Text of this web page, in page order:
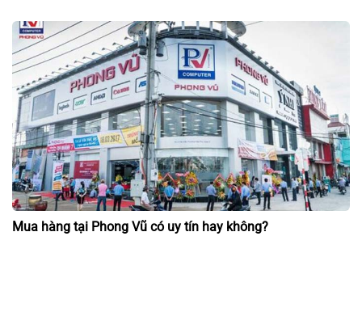
Mua hàng tại Phong Vũ có uy tín hay không?